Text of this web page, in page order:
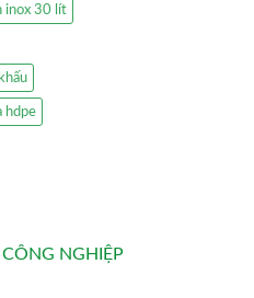
inox 30 lít
hdpe
NGHIỆP